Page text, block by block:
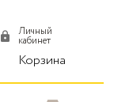
Личный
кабинет
Корзина